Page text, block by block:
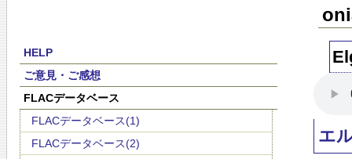
HELP
ご意見・ご感想
FLACデータベース
FLACデータベース(1)
FLACデータベース(2)
エ